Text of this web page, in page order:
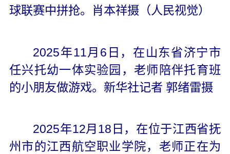
球联赛中拼抢。肖本祥摄（人民视觉）
2025年11月6日，在山东省济宁市
任兴托幼一体实验园，老师陪伴托育班
的小朋友做游戏。新华社记者 郭绪雷摄
2025年12月18日，在位于江西省抚
州市的江西航空职业学院，老师正在为